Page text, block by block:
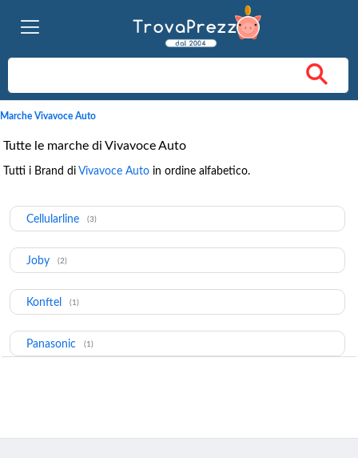
Marche Vivavoce Auto
Tutte le marche di Vivavoce Auto
Tutti i Brand di Vivavoce Auto in ordine alfabetico.
Cellularline (3)
Joby (2)
Konftel (1)
Panasonic (1)